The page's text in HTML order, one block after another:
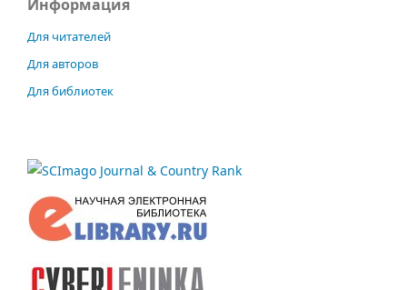
Информация
Для читателей
Для авторов
Для библиотек